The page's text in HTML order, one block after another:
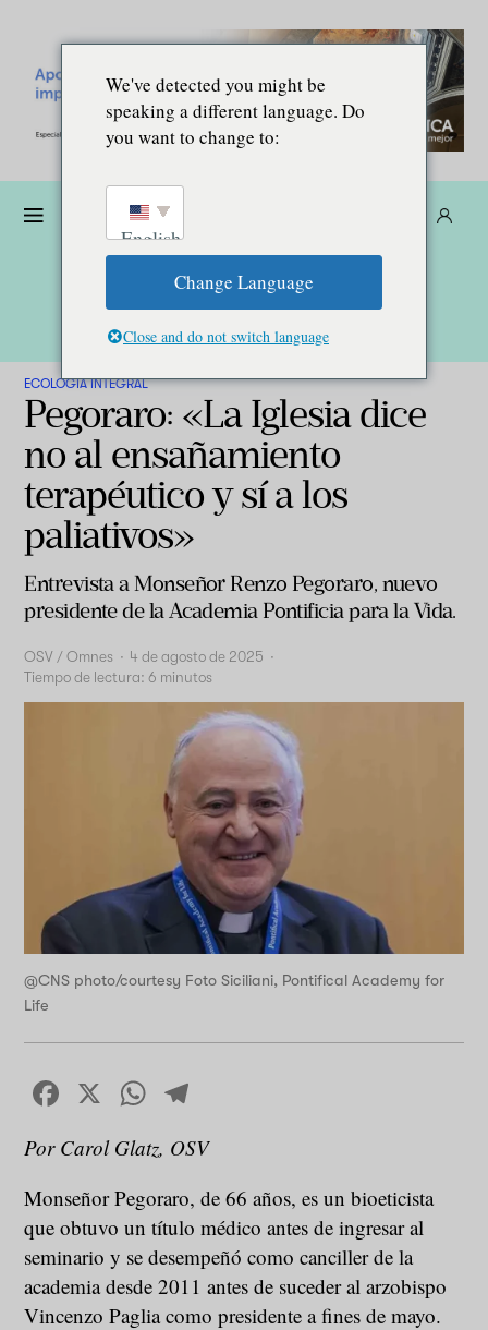
ECOLOGÍA INTEGRAL
Pegoraro: «La Iglesia dice
no al ensañamiento
terapéutico y sí a los
paliativos»
Entrevista a Monseñor Renzo Pegoraro, nuevo
presidente de la Academia Pontificia para la Vida.
OSV / Omnes · 4 de agosto de 2025 ·
Tiempo de lectura: 6 minutos
@CNS photo/courtesy Foto Siciliani, Pontifical Academy for
Life
Facebook
X WhatsApp
Por Carol Glatz, OSV
Monseñor Pegoraro, de 66 años, es un bioeticista
que obtuvo un título médico antes de ingresar al
seminario y se desempeñó como canciller de la
academia desde 2011 antes de suceder al arzobispo
Vincenzo Paglia como presidente a fines de mayo.
We've detected you might be
speaking a different language. Do
you want to change to:
English
Change Language
Close and do not switch language